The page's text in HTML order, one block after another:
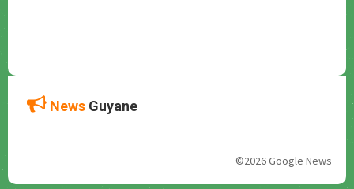
News Guyane
©2026 Google News